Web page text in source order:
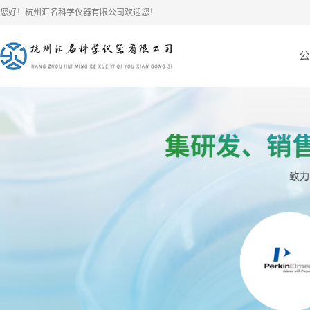
您好！杭州汇名科学仪器有限公司欢迎您！